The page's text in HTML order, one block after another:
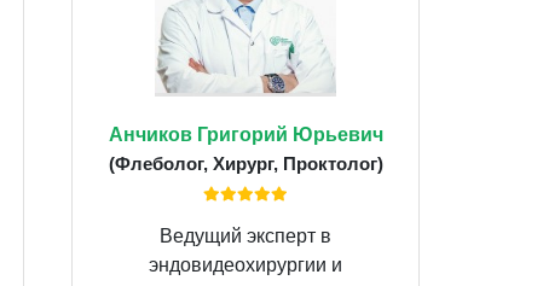
Анчиков Григорий Юрьевич
(Флеболог, Хирург, Проктолог)
Ведущий эксперт в
эндовидеохирургии и